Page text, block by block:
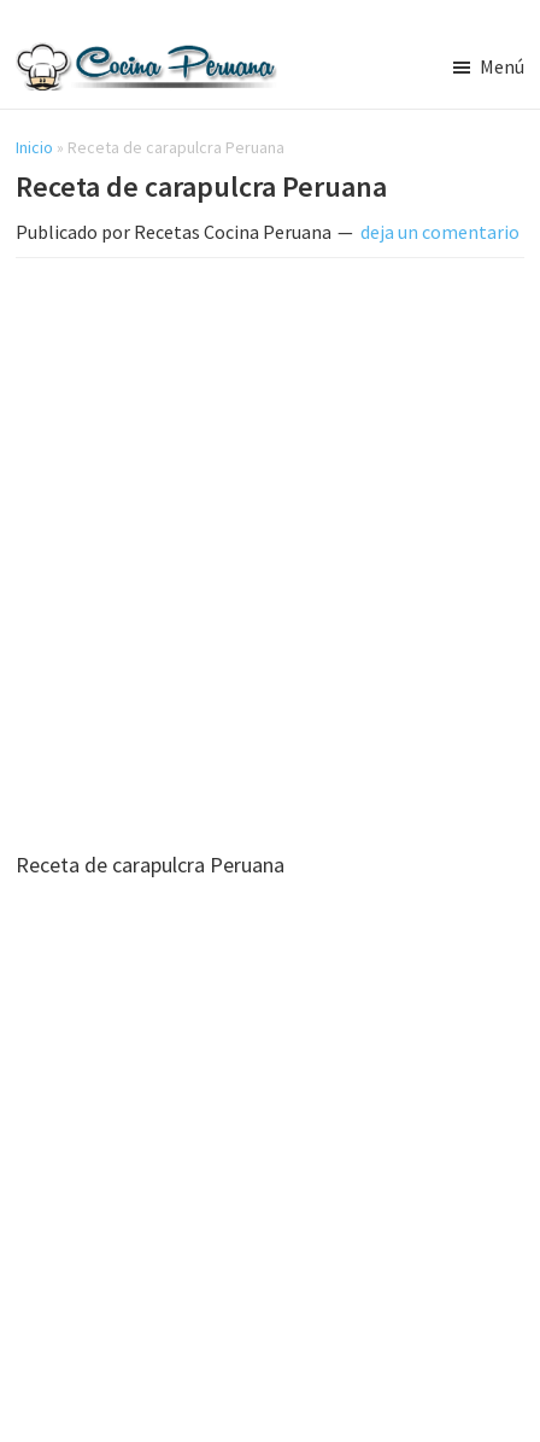
contenido
lateral
principal
Cocina
Peruana,
Recetas
de
Comida
Menú
Inicio » Receta de carapulcra Peruana
Receta de carapulcra Peruana
Publicado por Recetas Cocina Peruana deja un comentario
Receta de carapulcra Peruana